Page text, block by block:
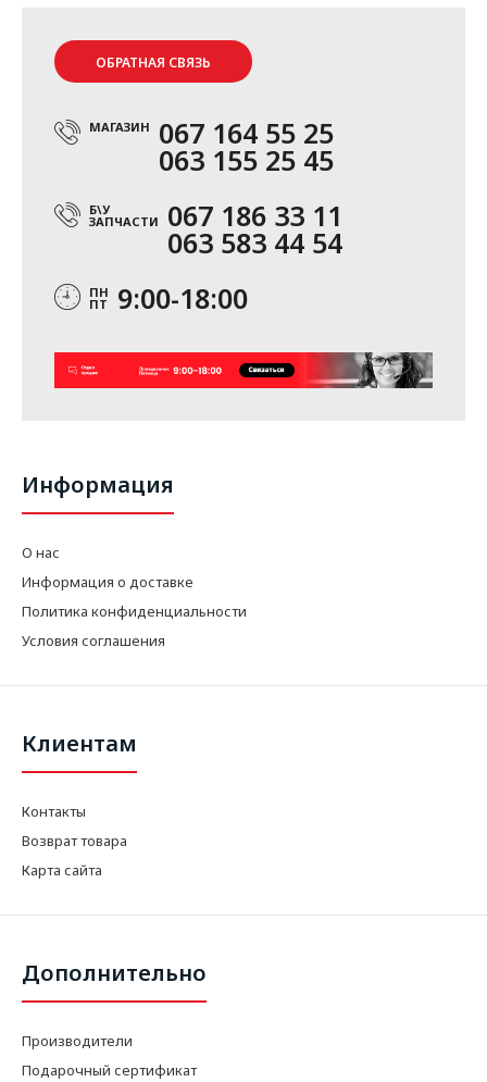
ОБРАТНАЯ СВЯЗЬ
МАГАЗИН 067 164 55 25
063 155 25 45
Б\У
ЗАПЧАСТИ 067 186 33 11
063 583 44 54
ПН
ПТ 9:00-18:00
Информация
О нас
Информация о доставке
Политика конфиденциальности
Условия соглашения
Клиентам
Контакты
Возврат товара
Карта сайта
Дополнительно
Производители
Подарочный сертификат